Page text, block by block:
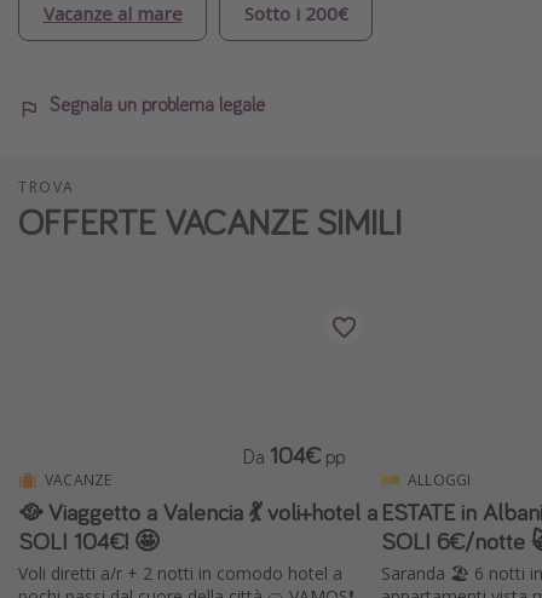
Vacanze al mare Sotto i 200€
Segnala un problema legale
TROVA
OFFERTE VACANZE SIMILI
VACANZE
🥘 Viaggetto a Valencia 💃 voli+hotel a
SOLI 104€! 🤩
Voli diretti a/r + 2 notti in comodo hotel a
Da 104€ pp
ALLOGGI
ESTATE in
SOLI 6€/notte
Saranda 🏖️ 6 notti